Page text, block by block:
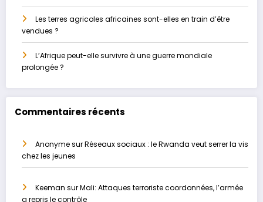
Les terres agricoles africaines sont-elles en train d’être
vendues ?
L’Afrique peut-elle survivre à une guerre mondiale
prolongée ?
Commentaires récents
AnonymesurRéseaux sociaux : le Rwanda veut serrer la vis
chez les jeunes
Keeman surMali: Attaques terroriste coordonnées, l’armée
a repris le contrôle